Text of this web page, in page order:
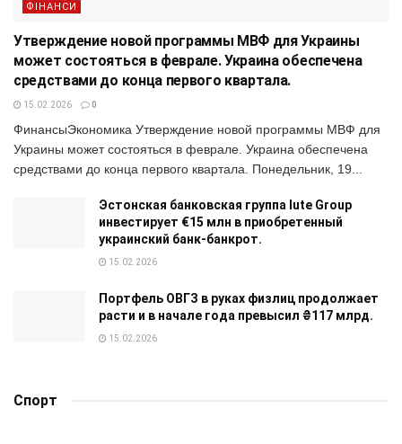
ФІНАНСИ
Утверждение новой программы МВФ для Украины
может состояться в феврале. Украина обеспечена
средствами до конца первого квартала.
15.02.2026 0
ФинансыЭкономика Утверждение новой программы МВФ для
Украины может состояться в феврале. Украина обеспечена
средствами до конца первого квартала. Понедельник, 19...
Эстонская банковская группа Iute Group
инвестирует €15 млн в приобретенный
украинский банк-банкрот.
15.02.2026
Портфель ОВГЗ в руках физлиц продолжает
расти и в начале года превысил ₴117 млрд.
15.02.2026
Спорт